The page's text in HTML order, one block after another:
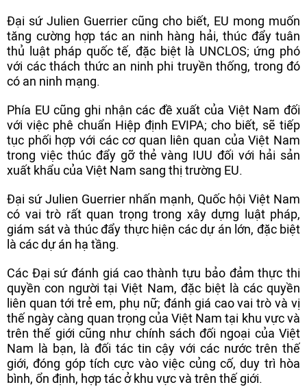
Đại sứ Julien Guerrier cũng cho biết, EU mong muốn
tăng cường hợp tác an ninh hàng hải, thúc đẩy tuân
thủ luật pháp quốc tế, đặc biệt là UNCLOS; ứng phó
với các thách thức an ninh phi truyền thống, trong đó
có an ninh mạng.
Phía EU cũng ghi nhận các đề xuất của Việt Nam đối
với việc phê chuẩn Hiệp định EVIPA; cho biết, sẽ tiếp
tục phối hợp với các cơ quan liên quan của Việt Nam
trong việc thúc đẩy gỡ thẻ vàng IUU đối với hải sản
xuất khẩu của Việt Nam sang thị trường EU.
Đại sứ Julien Guerrier nhấn mạnh, Quốc hội Việt Nam
có vai trò rất quan trọng trong xây dựng luật pháp,
giám sát và thúc đẩy thực hiện các dự án lớn, đặc biệt
là các dự án hạ tầng.
Các Đại sứ đánh giá cao thành tựu bảo đảm thực thi
quyền con người tại Việt Nam, đặc biệt là các quyền
liên quan tới trẻ em, phụ nữ; đánh giá cao vai trò và vị
thế ngày càng quan trọng của Việt Nam tại khu vực và
trên thế giới cũng như chính sách đối ngoại của Việt
Nam là bạn, là đối tác tin cậy với các nước trên thế
giới, đóng góp tích cực vào việc củng cố, duy trì hòa
bình, ổn định, hợp tác ở khu vực và trên thế giới.